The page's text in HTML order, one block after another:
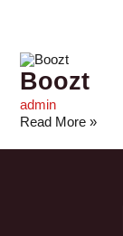
Boozt
admin
Read More »